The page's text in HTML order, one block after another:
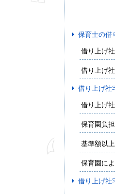
保育士の借
借り上げ
借り上げ
借り上げ社
借り上げ
保育園負
基準額以
保育園に
借り上げ社